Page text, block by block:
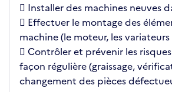
 Installer des machines neuves
 Effectuer le montage des
machine (le moteur, les variateurs
 Contrôler et prévenir les
façon régulière (graissage,
changement des pièces